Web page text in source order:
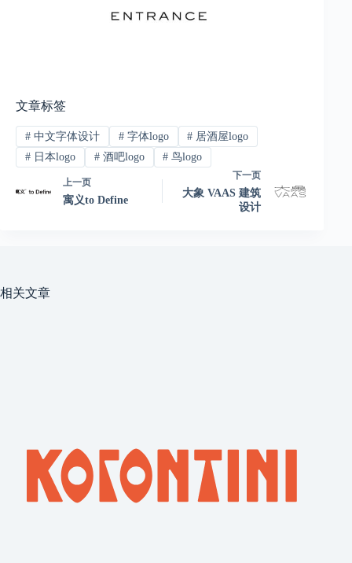
文章标签
#中文字体设计 #字体logo # 居酒屋logo
#日本logo #酒吧logo # 鸟logo
上一页
寓义to Define
下一页
大象 VAAS 建筑
设计
相关文章